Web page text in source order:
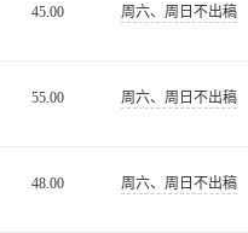
45.00 周六、周日不出稿
55.00 周六、周日不出稿
48.00 周六、周日不出稿